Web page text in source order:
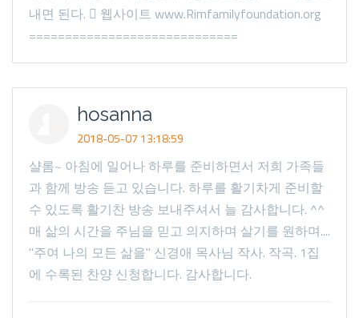
내면 된다.  웹사이트 www.Rimfamilyfoundation.org
=============================
hosanna
2018-05-07 13:18:59
샬롬~ 아침에 일어나 하루를 준비하면서 저희 가족들
과 함께 방송 듣고 있습니다. 하루를 활기차게 준비할
수 있도록 활기찬 방송 보내주셔서 늘 감사합니다. ^^
매 삶의 시간을 주님을 믿고 의지하며 살기를 원하며....
"주여 나의 모든 삶을" 신경애 목사님 작사. 작곡. 1집
에 수록된 찬양 신청합니다. 감사합니다.